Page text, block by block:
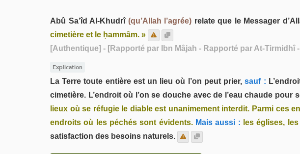
Abû Sa’îd Al-Khudrî (qu’Allah l’agrée) relate que le Messager
cimetière et le ḥammâm. »
[Authentique] - [Rapporté par Ibn Mâjah - Rapporté par At-
Explication
La Terre toute entière est un lieu où l’on peut prier, sauf :
cimetière. L’endroit où l’on se douche avec de l’eau chaude pour
lieux où se réfugie le diable est unanimement interdit. Parmi ces
endroits où les péchés sont évidents.Mais aussi : les églises,
satisfaction des besoins naturels.